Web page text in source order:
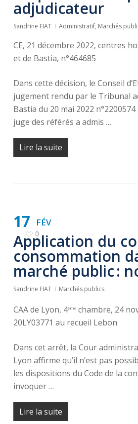
adjudicateur
Sandrine FIAT Administratif, Marchés
CE, 21 décembre 2022, centres
et de Bastia, n°464685
Dans cette décision, le Conseil
jugement rendu par le Tribunal
Bastia du 20 mai 2022
juge des référés a admis …
Lire la suite
FÉV
17
0
Application du
consommation
marché public :
Sandrine FIAT Marchés publics
CAA de Lyon, 4èmechambre, 24
20LY03771 au recueil Lebon
Dans cet arrêt, la Cour
Lyon affirme qu’il n’est pas
les dispositions du Code de la
invoquer …
Lire la suite